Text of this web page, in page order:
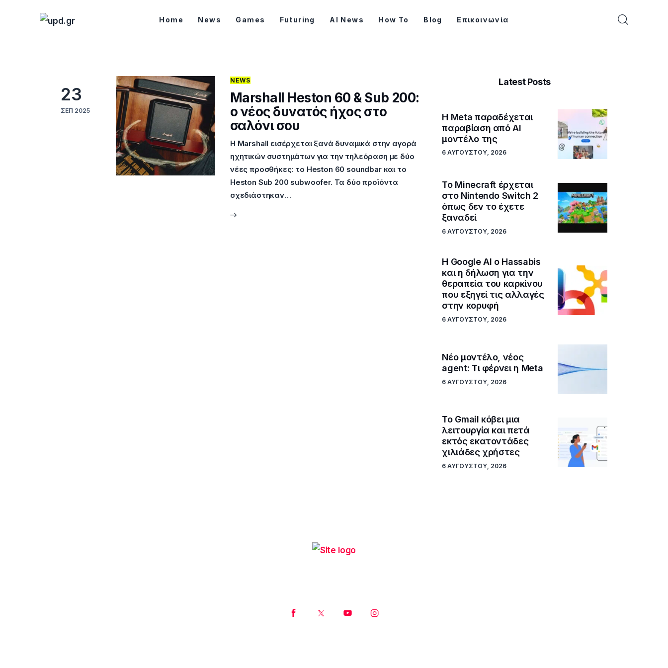
Home News Games Futuring AI News How To Blog Επικοινωνία
23
ΣΕΠ 2025
NEWS
Marshall Heston 60 & Sub 200:
ο νέος δυνατός ήχος στο
σαλόνι σου
Η Marshall εισέρχεται ξανά δυναμικά στην αγορά
ηχητικών συστημάτων για την τηλεόραση με δύο
νέες προσθήκες: το Heston 60 soundbar και το
Heston Sub 200 subwoofer. Τα δύο προϊόντα
σχεδιάστηκαν…
Latest Posts
Η Meta παραδέχεται
παραβίαση από AI
μοντέλο της
6 ΑΥΓΟΎΣΤΟΥ, 2026
Το Minecraft έρχεται
στο Nintendo Switch 2
όπως δεν το έχετε
ξαναδεί
6 ΑΥΓΟΎΣΤΟΥ, 2026
Η Google ΑΙ ο Hassabis
και η δήλωση για την
θεραπεία του καρκίνου
που εξηγεί τις αλλαγές
στην κορυφή
6 ΑΥΓΟΎΣΤΟΥ, 2026
Νέο μοντέλο, νέος
agent: Τι φέρνει η Meta
6 ΑΥΓΟΎΣΤΟΥ, 2026
Το Gmail κόβει μια
λειτουργία και πετά
εκτός εκατοντάδες
χιλιάδες χρήστες
6 ΑΥΓΟΎΣΤΟΥ, 2026